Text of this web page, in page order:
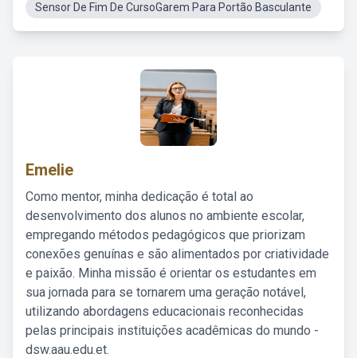
Sensor De Fim De CursoGarem Para Portão Basculante
Emelie
Como mentor, minha dedicação é total ao
desenvolvimento dos alunos no ambiente escolar,
empregando métodos pedagógicos que priorizam
conexões genuínas e são alimentados por criatividade
e paixão. Minha missão é orientar os estudantes em
sua jornada para se tornarem uma geração notável,
utilizando abordagens educacionais reconhecidas
pelas principais instituições acadêmicas do mundo -
dsw.aau.edu.et.